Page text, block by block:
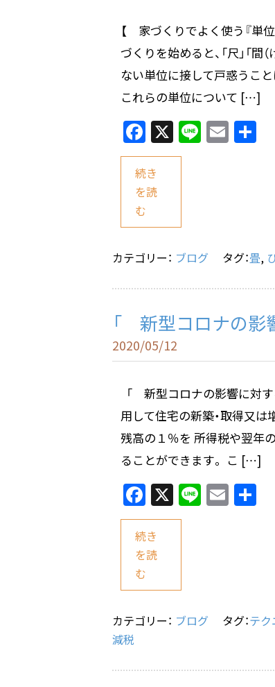
【 家づくりでよく使う『単
づくりを始めると、「尺」「間（
ない単位に接して戸惑うこと
これらの単位について […]
F
a
c
e
b
o
k
X Li
n
E
m
続き
を読
む
カテゴリー： ブログ タグ：畳,
「 新型コロナの影
2020/05/12
「 新型コロナの影響に対
用して住宅の新築・取得又は
残高の１％を 所得税や翌年
ることができます。 こ […]
F
a
c
e
b
o
X Li
n
E
m
続き
を読
む
カテゴリー： ブログ タグ：テ
減税